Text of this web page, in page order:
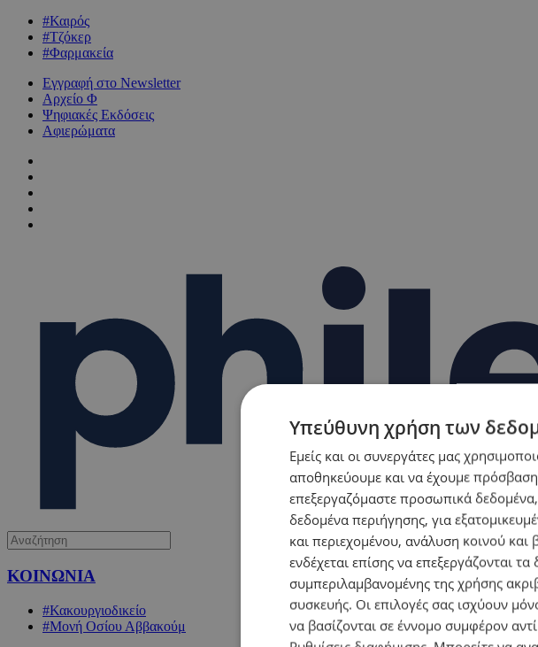
#Καιρός
#Τζόκερ
#Φαρμακεία
Εγγραφή στο Newsletter
Αρχείο Φ
Ψηφιακές Εκδόσεις
Αφιερώματα
ΚΟΙΝΩΝΙΑ
#Κακουργιοδικείο
#Μονή Οσίου Αββακούμ
Υπεύθυνη χρήση των
Εμείς και οι συνεργάτες μας
αποθηκεύουμε και να έχουμε
επεξεργαζόμαστε προσωπικά
δεδομένα περιήγησης, για
και περιεχομένου, ανάλυση κοινού και
ενδέχεται επίσης να επεξεργάζονται
συμπεριλαμβανομένης της χρήσης
συσκευής. Οι επιλογές σας ισχύουν
να βασίζονται σε έννομο συμφέρον